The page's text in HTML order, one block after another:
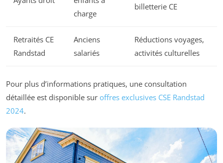
charge
billetterie CE
Retraités CE
Randstad
Anciens
salariés
Réductions voyages,
activités culturelles
Pour plus d’informations pratiques, une consultation
détaillée est disponible sur offres exclusives CSE Randstad
2024.